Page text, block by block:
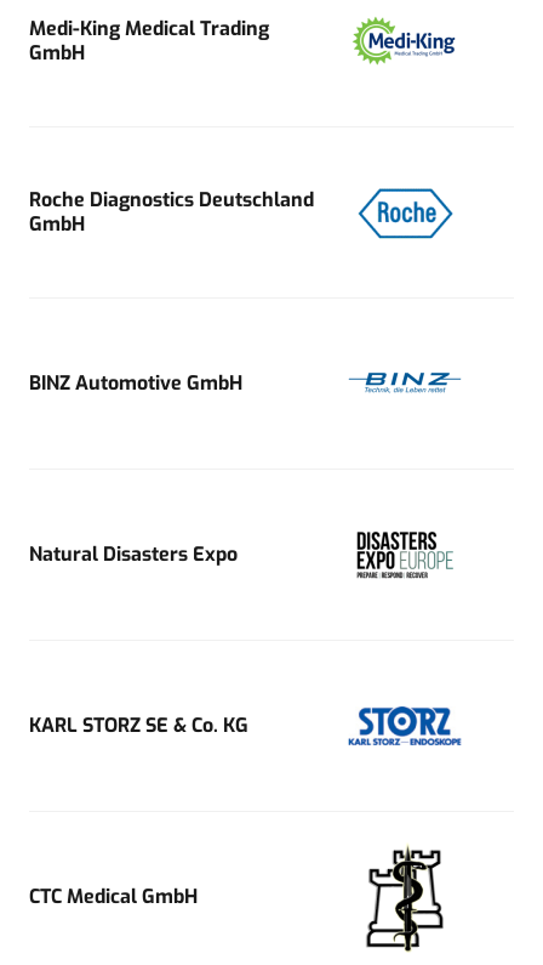
Medi-King Medical Trading
GmbH
Roche Diagnostics Deutschland
GmbH
BINZ Automotive GmbH
Natural Disasters Expo
KARL STORZ SE & Co. KG
CTC Medical GmbH